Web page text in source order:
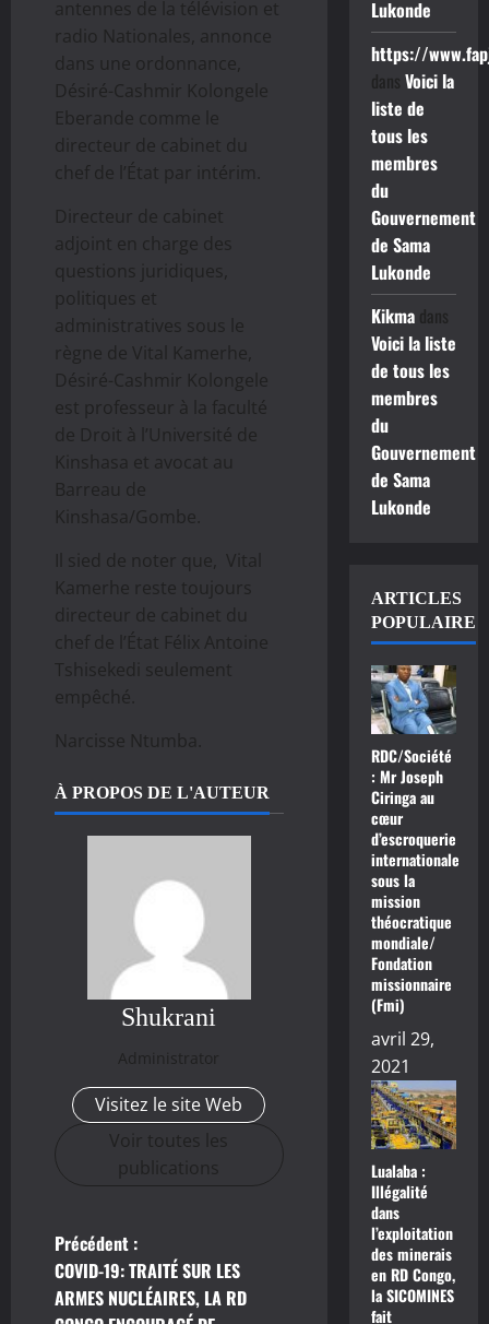
antennes de la télévision et
radio Nationales, annonce
dans une ordonnance,
Désiré-Cashmir Kolongele
Eberande comme le
directeur de cabinet du
chef de l’État par intérim.
Directeur de cabinet
adjoint en charge des
questions juridiques,
politiques et
administratives sous le
règne de Vital Kamerhe,
Désiré-Cashmir Kolongele
est professeur à la faculté
de Droit à l’Université de
Kinshasa et avocat au
Barreau de
Kinshasa/Gombe.
Il sied de noter que, Vital
Kamerhe reste toujours
directeur de cabinet du
chef de l’État Félix Antoine
Tshisekedi seulement
empêché.
Narcisse Ntumba.
À PROPOS DE L'AUTEUR
Shukrani
Administrator
Visitez le site Web
Voir toutes les
publications
N
a
Précédent :
COVID-19: TRAITÉ SUR LES
ARMES NUCLÉAIRES, LA RD
Lukonde
https://
dans Voici la
liste de
tous les
membres
du
Gouvernement
de Sama
Lukonde
Kikmadans
Voici la liste
de tous les
membres
du
Gouvernement
de Sama
Lukonde
ARTICLES
POPULAIRE
RDC/Société
: Mr Joseph
Ciringa au
cœur
d’escroquerie
internationale
sous la
mission
théocratique
mondiale/
Fondation
missionnaire
(Fmi)
avril 29,
2021
Lualaba :
Illégalité
dans
l’exploitation
des minerais
en RD Congo,
la SICOMINES
fait